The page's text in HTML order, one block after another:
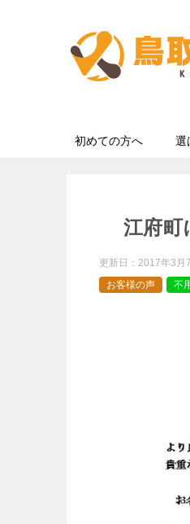
初めての方へ 選
江府
更新日： 2017年3月
お客様の声
不